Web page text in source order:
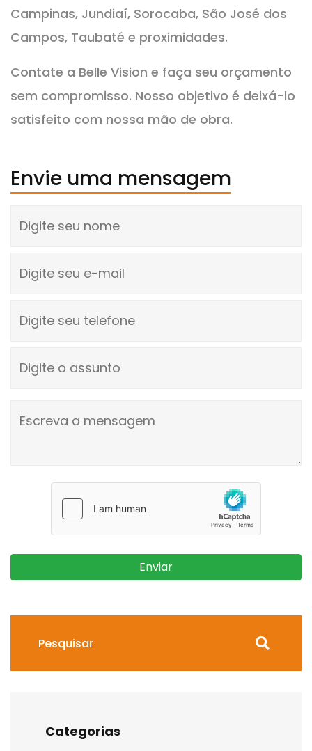
Campinas, Jundiaí, Sorocaba, São José dos
Campos, Taubaté e proximidades.
Contate a Belle Vision e faça seu orçamento
sem compromisso. Nosso objetivo é deixá-lo
satisfeito com nossa mão de obra.
Envie uma mensagem
Enviar
Categorias